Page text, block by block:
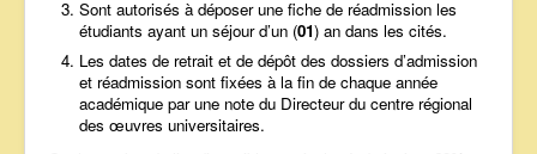
Sont autorisés à déposer une fiche de réadmission les
étudiants ayant un séjour d’un (01) an dans les cités.
Les dates de retrait et de dépôt des dossiers d’admission
et réadmission sont fixées à la fin de chaque année
académique par une note du Directeur du centre régional
des œuvres universitaires.